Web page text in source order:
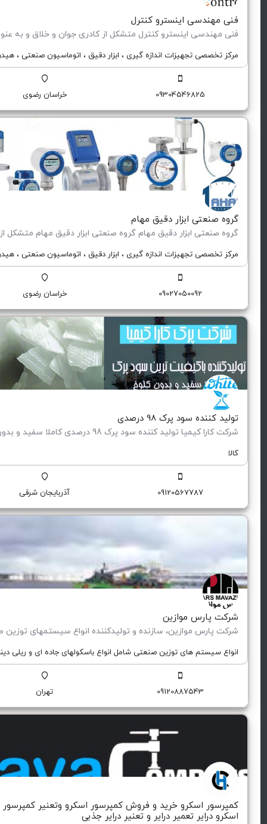
فنی مهندسی اینسترو کنترل
مرکز تخصصی تجهیزات اندازه گیری ، ابزار دقیق ، اتوماسیون صنعتی ،
09304546825 خراسان رضوی
گروه صنعتی ابزار دقیق مهام
مرکز تخصصی تجهیزات اندازه گیری ، ابزار دقیق ، اتوماسیون صنعتی ،
09027050092 خراسان رضوی
تولید کننده سود پرک 98 درصدی
کالا
09120567787 آذربایجان شرقی
شرکت پارس موازین
انواع سیستم های توزین صنعتی شامل انواع باسکولهای جاده ای و ریلی
09120887543 تهران
کمپرسور اسکرو خرید و فروش کمپرسور اسکرو وتعنیر کمپرسور
اسکرو درایر تعمیر درایر و تعنیر درایر جذبی